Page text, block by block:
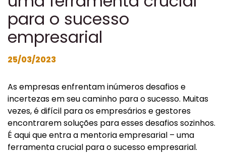
para o sucesso
empresarial
25/03/2023
As empresas enfrentam inúmeros desafios e
incertezas em seu caminho para o sucesso. Muitas
vezes, é difícil para os empresários e gestores
encontrarem soluções para esses desafios sozinhos.
É aqui que entra a mentoria empresarial – uma
ferramenta crucial para o sucesso empresarial.